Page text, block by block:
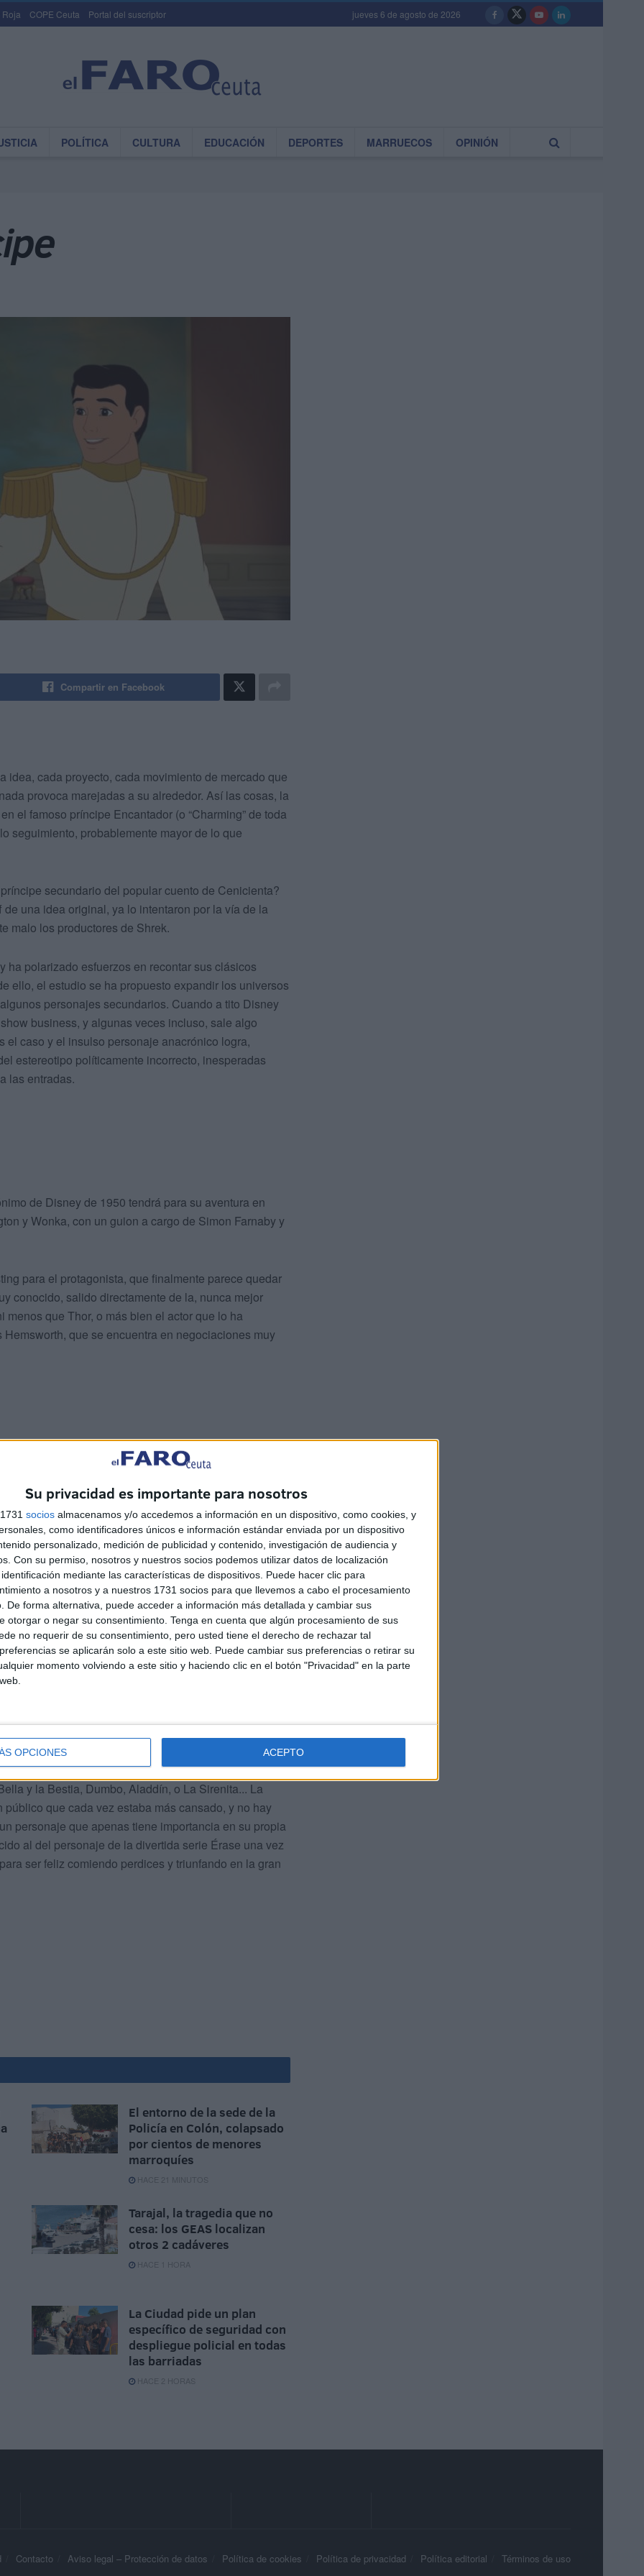
Su privacidad es importante para nosotros
socios almacenamos y/o accedemos a información en un dispositivo, como cookies, y
como identificadores únicos e información estándar enviada por un dispositivo
personalizado, medición de publicidad y contenido, investigación de audiencia y
Con su permiso, nosotros y nuestros socios podemos utilizar datos de localización
mediante las características de dispositivos. Puede hacer clic para
a nosotros y a nuestros 1731 socios para que llevemos a cabo el procesamiento
De forma alternativa, puede acceder a información más detallada y cambiar sus
otorgar o negar su consentimiento. Tenga en cuenta que algún procesamiento de sus
no requerir de su consentimiento, pero usted tiene el derecho de rechazar tal
se aplicarán solo a este sitio web. Puede cambiar sus preferencias o retirar su
momento volviendo a este sitio y haciendo clic en el botón "Privacidad" en la parte
OPCIONES ACEPTO
Roja COPE Ceuta Portal del suscriptor jueves 6 de agosto de 2026
POLÍTICA CULTURA EDUCACIÓN DEPORTES MARRUECOS OPINIÓN
Compartir en Facebook
idea, cada proyecto, cada movimiento de mercado que
provoca marejadas a su alrededor. Así las cosas, la
el famoso príncipe Encantador (o “Charming” de toda
seguimiento, probablemente mayor de lo que
secundario del popular cuento de Cenicienta?
una idea original, ya lo intentaron por la vía de la
malo los productores de Shrek.
polarizado esfuerzos en recontar sus clásicos
ello, el estudio se ha propuesto expandir los universos
personajes secundarios. Cuando a tito Disney
business, y algunas veces incluso, sale algo
el caso y el insulso personaje anacrónico logra,
estereotipo políticamente incorrecto, inesperadas
las entradas.
de Disney de 1950 tendrá para su aventura en
y Wonka, con un guion a cargo de Simon Farnaby y
para el protagonista, que finalmente parece quedar
conocido, salido directamente de la, nunca mejor
que Thor, o más bien el actor que lo ha
que se encuentra en negociaciones muy
de la ola sin parar de trabajar, y lo hemos visto u
en la carretera en donde interpretó a Dementus, uno
o en el elenco de voces de Transformers One, la
También, próximamente protagonizará el thriller de
Ruffalo.
también cierto que empieza a tener una edad, nada
solucionar (si Harrison Ford puede hacer a su
y sus orígenes y popularidad podrían aportar
valoradas de las versiones en carne y hueso. Luego
y la Bestia, Dumbo, Aladdín, o La Sirenita... La
que cada vez estaba más cansado, y no hay
personaje que apenas tiene importancia en su propia
al del personaje de la divertida serie Érase una vez
ser feliz comiendo perdices y triunfando en la gran
El entorno de la sede de la
Policía en Colón, colapsado
por cientos de menores
marroquíes
HACE 21 MINUTOS
Tarajal, la tragedia que no
cesa: los GEAS localizan
otros 2 cadáveres
HACE 1 HORA
La Ciudad pide un plan
específico de seguridad con
despliegue policial en todas
las barriadas
HACE 2 HORAS
Contacto Aviso legal – Protección de datos Política de cookies Política de privacidad Política editorial Términos de uso